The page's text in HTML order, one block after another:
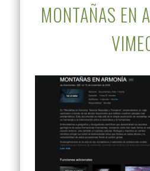
MONTAÑAS EN